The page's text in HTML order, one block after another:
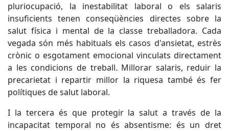
pluriocupació, la inestabilitat laboral o els salaris
insuficients tenen conseqüències directes sobre la
salut física i mental de la classe treballadora. Cada
vegada són més habituals els casos d'ansietat, estrès
crònic o esgotament emocional vinculats directament
a les condicions de treball. Millorar salaris, reduir la
precarietat i repartir millor la riquesa també és fer
polítiques de salut laboral.
I la tercera és que protegir la salut a través de la
incapacitat temporal no és absentisme: és un dret